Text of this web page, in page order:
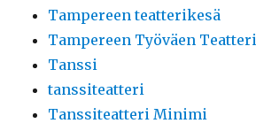
Tampereen teatterikesä
Tampereen Työväen Teatteri
Tanssi
tanssiteatteri
Tanssiteatteri Minimi